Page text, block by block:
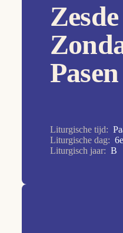
18e Zondag
1e Zondag
20e Zondag
23e Zondag
24e Zondag
Zesde
Pasen
Liturgische tijd:
Liturgische dag:
Liturgisch jaar: B